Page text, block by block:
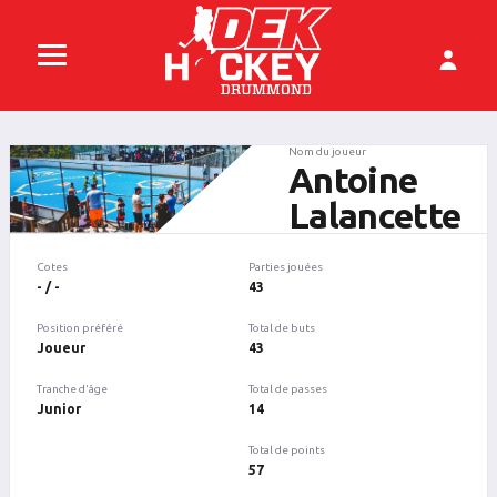
Nom du joueur
Antoine
Lalancette
Cotes
- / -
Position préféré
Joueur
Tranche d'âge
Junior
Parties jouées
43
Total de buts
43
Total de passes
14
Total de points
57